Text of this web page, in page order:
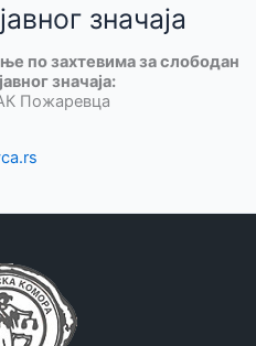
значаја
по захтевима за слободан
значаја:
Пожаревца